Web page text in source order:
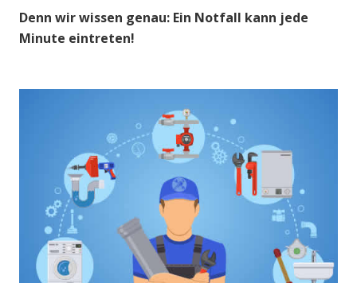
Denn wir wissen genau: Ein Notfall kann jede
Minute eintreten!